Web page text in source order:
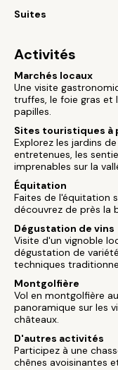
Suites
Activités
Marchés locaux
Une visite
truffes, le foie gras et
papilles.
Sites touristiques à
Explorez les jardins
entretenues, les
imprenables sur la
Équitation
Faites de l'équitation
découvrez de près la
Dégustation de vins
Visite d'un vignoble
dégustation de
techniques
Montgolfière
Vol en montgolfière
panoramique sur les
châteaux.
D'autres activités
Participez à une
chênes avoisinantes